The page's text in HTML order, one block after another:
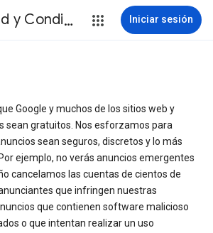
Privacidad y Condiciones Iniciar sesión
Google y muchos de los sitios web y
sean gratuitos. Nos esforzamos para
sean seguros, discretos y lo más
ejemplo, no verás anuncios emergentes
cancelamos las cuentas de cientos de
que infringen nuestras
que contienen software malicioso
o que intentan realizar un uso